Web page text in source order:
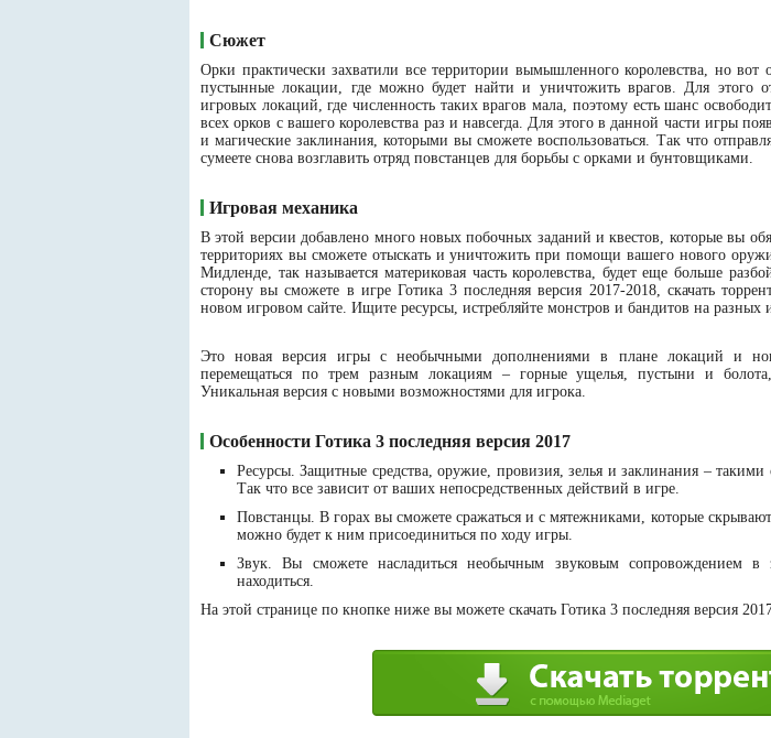
Сюжет
Орки практически захватили все территории вымышленного королевства, но вот
пустынные локации, где можно будет найти и уничтожить врагов. Для этого
игровых локаций, где численность таких врагов мала, поэтому есть шанс
всех орков с вашего королевства раз и навсегда. Для этого в данной части игры
и магические заклинания, которыми вы сможете воспользоваться. Так что
сумеете снова возглавить отряд повстанцев для борьбы с орками и бунтовщиками.
Игровая механика
В этой версии добавлено много новых побочных заданий и квестов, которые вы
территориях вы сможете отыскать и уничтожить при помощи вашего нового
Мидленде, так называется материковая часть королевства, будет еще больше
сторону вы сможете в игре Готика 3 последняя версия 2017-2018, скачать
новом игровом сайте. Ищите ресурсы, истребляйте монстров и бандитов на разных
Это новая версия игры с необычными дополнениями в плане локаций и
перемещаться по трем разным локациям – горные ущелья, пустыни и
Уникальная версия с новыми возможностями для игрока.
Особенности Готика 3 последняя версия 2017
Ресурсы. Защитные средства, оружие, провизия, зелья и заклинания – такими
Так что все зависит от ваших непосредственных действий в игре.
Повстанцы. В горах вы сможете сражаться и с мятежниками, которые
можно будет к ним присоединиться по ходу игры.
Звук. Вы сможете насладиться необычным звуковым сопровождением в
находиться.
На этой странице по кнопке ниже вы можете скачать Готика 3 последняя версия